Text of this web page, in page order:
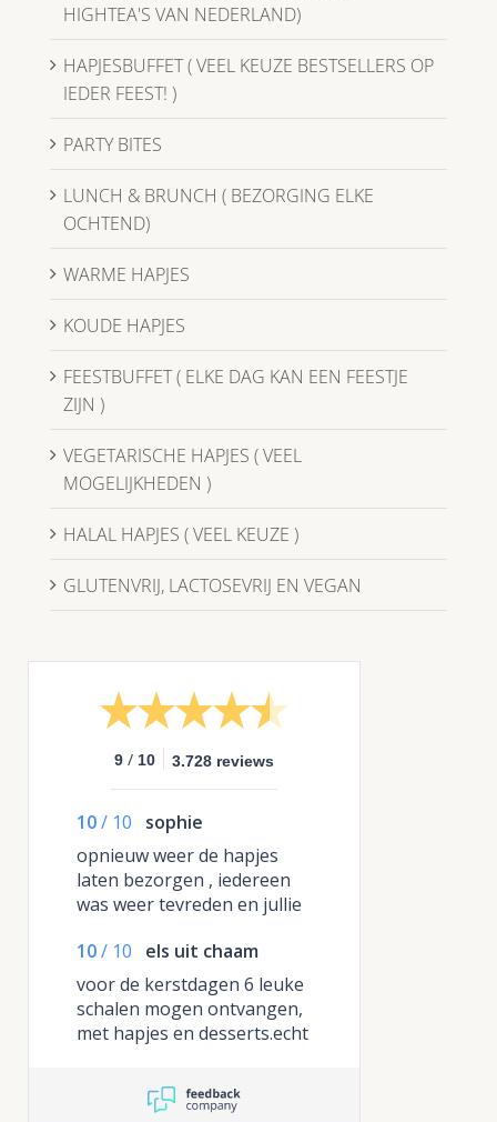
HIGHTEA'S VAN NEDERLAND)
HAPJESBUFFET ( VEEL KEUZE BESTSELLERS OP
IEDER FEEST! )
PARTY BITES
LUNCH & BRUNCH ( BEZORGING ELKE
OCHTEND)
WARME HAPJES
KOUDE HAPJES
FEESTBUFFET ( ELKE DAG KAN EEN FEESTJE
ZIJN )
VEGETARISCHE HAPJES ( VEEL
MOGELIJKHEDEN )
HALAL HAPJES ( VEEL KEUZE )
GLUTENVRIJ, LACTOSEVRIJ EN VEGAN
9 / 10 3.728 reviews
10/ 10
sophie
opnieuw weer de hapjes
laten bezorgen , iedereen
was weer tevreden en jullie
gasten.
10/ 10
els uit chaam
voor de kerstdagen 6 leuke
schalen mogen ontvangen,
met hapjes en desserts.echt